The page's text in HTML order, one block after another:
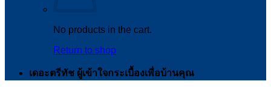
No products in the cart.
Return to shop
เดอะตรีทัช ผู้เข้าใจกระเบื้องเพื่อบ้านคุณ